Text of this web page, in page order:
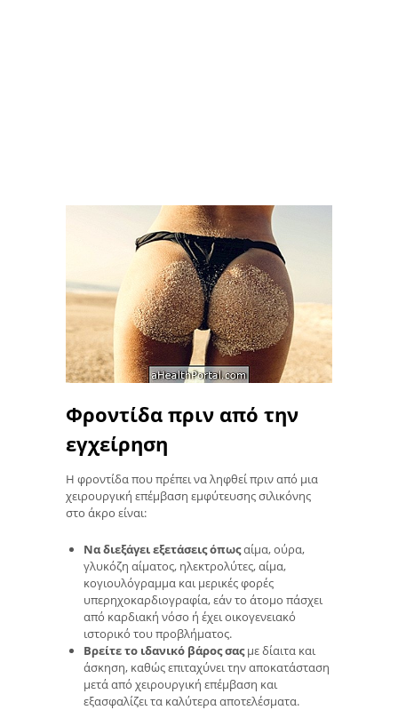
Φροντίδα πριν από την
εγχείρηση
Η φροντίδα που πρέπει να ληφθεί πριν από μια
χειρουργική επέμβαση εμφύτευσης σιλικόνης
στο άκρο είναι:
Να διεξάγει εξετάσεις όπωςαίμα, ούρα,
γλυκόζη αίματος, ηλεκτρολύτες, αίμα,
κογιουλόγραμμα και μερικές φορές
υπερηχοκαρδιογραφία, εάν το άτομο πάσχει
από καρδιακή νόσο ή έχει οικογενειακό
ιστορικό του προβλήματος.
Βρείτε το ιδανικό βάρος σαςμε δίαιτα και
άσκηση, καθώς επιταχύνει την αποκατάσταση
μετά από χειρουργική επέμβαση και
εξασφαλίζει τα καλύτερα αποτελέσματα.